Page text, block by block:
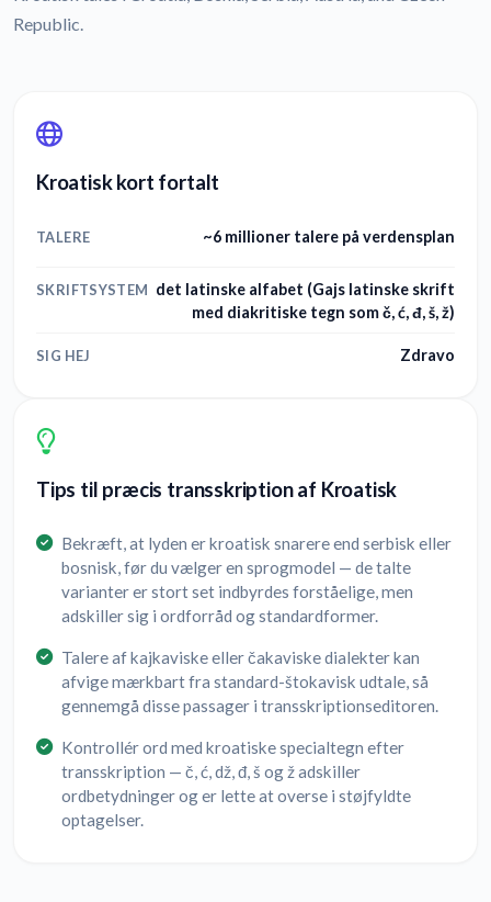
Republic.
Kroatisk kort fortalt
TALERE ~6 millioner talere på verdensplan
SKRIFTSYSTEM det latinske alfabet (Gajs latinske skrift
med diakritiske tegn som č, ć, đ, š, ž)
SIG HEJ Zdravo
Tips til præcis transskription af Kroatisk
Bekræft, at lyden er kroatisk snarere end serbisk eller
bosnisk, før du vælger en sprogmodel — de talte
varianter er stort set indbyrdes forståelige, men
adskiller sig i ordforråd og standardformer.
Talere af kajkaviske eller čakaviske dialekter kan
afvige mærkbart fra standard-štokavisk udtale, så
gennemgå disse passager i transskriptionseditoren.
Kontrollér ord med kroatiske specialtegn efter
transskription — č, ć, dž, đ, š og ž adskiller
ordbetydninger og er lette at overse i støjfyldte
optagelser.